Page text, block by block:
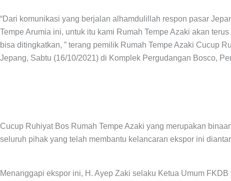
“Dari komunikasi yang berjalan alhamdulillah respon pasar
Tempe Arumia ini, untuk itu kami Rumah Tempe Azaki akan
bisa ditingkatkan, ” terang pemilik Rumah Tempe Azaki Cucup
Jepang, Sabtu (16/10/2021) di Komplek Pergudangan Bosco,
Cucup Ruhiyat Bos Rumah Tempe Azaki yang merupakan
seluruh pihak yang telah membantu kelancaran ekspor ini
Menanggapi ekspor ini, H. Ayep Zaki selaku Ketua Umum